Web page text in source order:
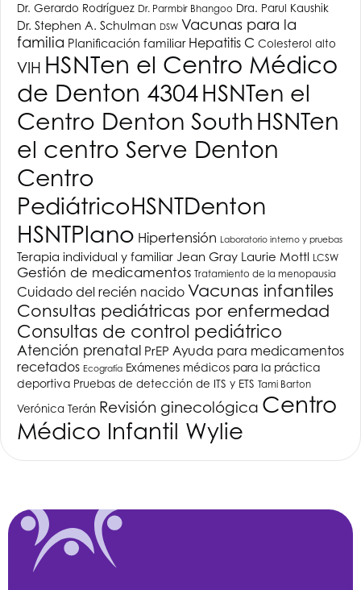
Dr. Gerardo Rodríguez Dr. Parmbir Bhangoo Dra. Parul Kaushik
Dr. Stephen A. Schulman DSW Vacunas para la
familia Planificación familiar Hepatitis C Colesterol alto
VIH HSNTen el Centro Médico
de Denton 4304HSNTen el
Centro Denton South HSNTen
el centro Serve Denton
Centro
PediátricoHSNTDenton
HSNTPlano Hipertensión Laboratorio interno y pruebas
Terapia individual y familiar Jean Gray Laurie Mottl LCSW
Gestión de medicamentos Tratamiento de la menopausia
Cuidado del recién nacido Vacunas infantiles
Consultas pediátricas por enfermedad
Consultas de control pediátrico
Atención prenatal PrEP Ayuda para medicamentos
recetados Ecografía Exámenes médicos para la práctica
deportiva Pruebas de detección de ITS y ETS Tami Barton
Verónica Terán Revisión ginecológica Centro
Médico Infantil Wylie